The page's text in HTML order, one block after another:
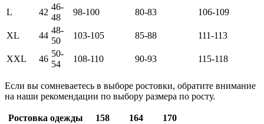
L 42
46-
48
98-100 80-83 106-109
XL 44
48-
50
103-105 85-88 111-113
XXL 46
50-
54
108-110 90-93 115-118
Если вы сомневаетесь в выборе ростовки, обратите внимание
на наши рекомендации по выбору размера по росту.
Ростовка одежды 158 164
170